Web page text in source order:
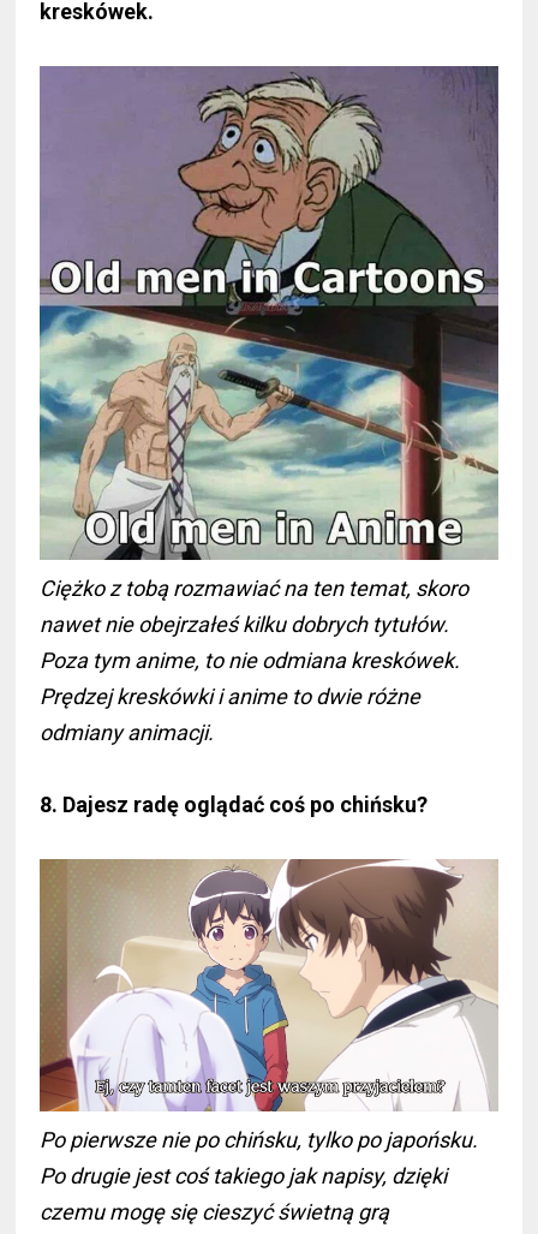
kreskówek.
Ciężko z tobą rozmawiać na ten temat, skoro
nawet nie obejrzałeś kilku dobrych tytułów.
Poza tym anime, to nie odmiana kreskówek.
Prędzej kreskówki i anime to dwie różne
odmiany animacji.
8. Dajesz radę oglądać coś po chińsku?
Po pierwsze nie po chińsku, tylko po japońsku.
Po drugie jest coś takiego jak napisy, dzięki
czemu mogę się cieszyć świetną grą